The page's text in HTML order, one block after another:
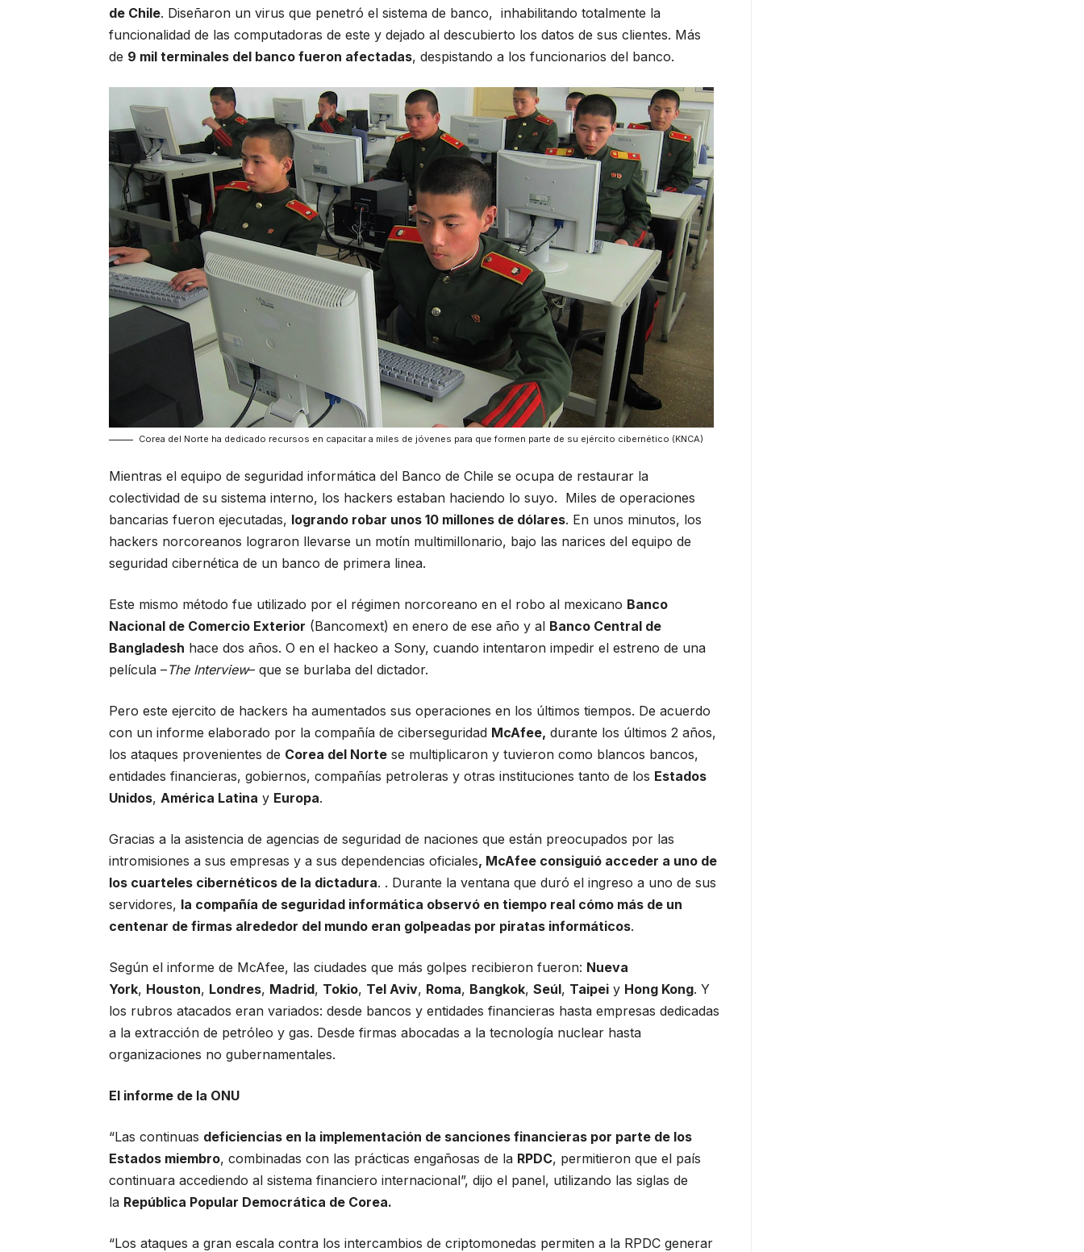
de Chile. Diseñaron un virus que penetró el sistema de banco, inhabilitando totalmente la
funcionalidad de las computadoras de este y dejado al descubierto los datos de sus clientes. Más
de 9 mil terminales del banco fueron afectadas, despistando a los funcionarios del banco.
Corea del Norte ha dedicado recursos en capacitar a miles de jóvenes para que formen parte de su ejército cibernético (KNCA)
Mientras el equipo de seguridad informática del Banco de Chile se ocupa de restaurar la
colectividad de su sistema interno, los hackers estaban haciendo lo suyo. Miles de operaciones
bancarias fueron ejecutadas, logrando robar unos 10 millones de dólares. En unos minutos, los
hackers norcoreanos lograron llevarse un motín multimillonario, bajo las narices del equipo de
seguridad cibernética de un banco de primera linea.
Este mismo método fue utilizado por el régimen norcoreano en el robo al mexicano Banco
Nacional de Comercio Exterior (Bancomext) en enero de ese año y al Banco Central de
Bangladesh hace dos años.O en el hackeo a Sony, cuando intentaron impedir el estreno de una
película –The Interview– que se burlaba del dictador.
Pero este ejercito de hackers ha aumentados sus operaciones en los últimos tiempos. De acuerdo
con un informe elaborado por la compañía de ciberseguridad McAfee, durante los últimos 2 años,
los ataques provenientes de Corea del Norte se multiplicaron y tuvieron como blancos bancos,
entidades financieras, gobiernos, compañías petroleras y otras instituciones tanto de los Estados
Unidos, América Latina y Europa.
Gracias a la asistencia de agencias de seguridad de naciones que están preocupados por las
intromisiones a sus empresas y a sus dependencias oficiales, McAfee consiguió acceder a uno de
los cuarteles cibernéticos de la dictadura. . Durante la ventana que duró el ingreso a uno de sus
servidores, la compañía de seguridad informática observó en tiempo real cómo más de un
centenar de firmas alrededor del mundo eran golpeadas por piratas informáticos.
Según el informe de McAfee, las ciudades que más golpes recibieron fueron: Nueva
York, Houston, Londres, Madrid, Tokio, Tel Aviv, Roma, Bangkok,Seúl, Taipei y Hong Kong. Y
los rubros atacados eran variados: desde bancos y entidades financieras hasta empresas dedicadas
a la extracción de petróleo y gas. Desde firmas abocadas a la tecnología nuclear hasta
organizaciones no gubernamentales.
El informe de la ONU
“Las continuas deficiencias en la implementación de sanciones financieras por parte de los
Estados miembro, combinadas con las prácticas engañosas de la RPDC, permitieron que el país
continuara accediendo al sistema financiero internacional”, dijo el panel, utilizando las siglas de
la República Popular Democrática de Corea.
“Los ataques a gran escala contra los intercambios de criptomonedas permiten a la RPDC generar